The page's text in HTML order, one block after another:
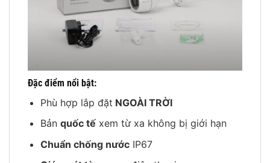
Đặc điểm nổi bật:
Phù hợp lắp đặt NGOÀI TRỜI
Bản quốc tếxem từ xa không bị giới hạn
Chuẩn chống nướcIP67